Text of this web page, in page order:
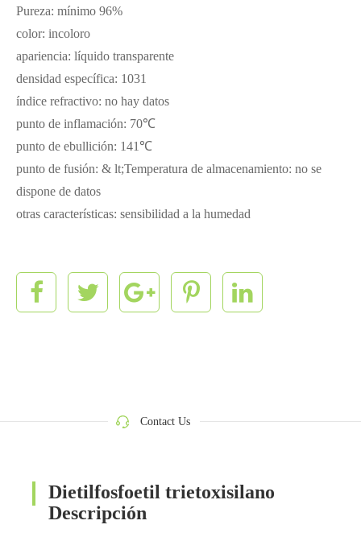
Pureza: mínimo 96%
color: incoloro
apariencia: líquido transparente
densidad específica: 1031
índice refractivo: no hay datos
punto de inflamación: 70℃
punto de ebullición: 141℃
punto de fusión: & lt;Temperatura de almacenamiento: no se
dispone de datos
otras características: sensibilidad a la humedad
Contact Us
Dietilfosfoetil trietoxisilano
Descripción